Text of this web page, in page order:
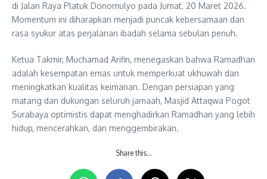
di Jalan Raya Platuk Donomulyo pada Jumat, 20 Maret 2026.
Momentum ini diharapkan menjadi puncak kebersamaan dan
rasa syukur atas perjalanan ibadah selama sebulan penuh.
Ketua Takmir, Muchamad Arifin, menegaskan bahwa Ramadhan
adalah kesempatan emas untuk memperkuat ukhuwah dan
meningkatkan kualitas keimanan. Dengan persiapan yang
matang dan dukungan seluruh jamaah, Masjid Attaqwa Pogot
Surabaya optimistis dapat menghadirkan Ramadhan yang lebih
hidup, mencerahkan, dan menggembirakan.
Share this…